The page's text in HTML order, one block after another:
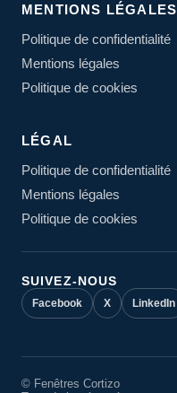
MENTIONS LÉGALES
Politique de confidentialité
Mentions légales
Politique de cookies
LÉGAL
Politique de confidentialité
Mentions légales
Politique de cookies
SUIVEZ-NOUS
Facebook X LinkedIn
© Fenêtres Cortizo